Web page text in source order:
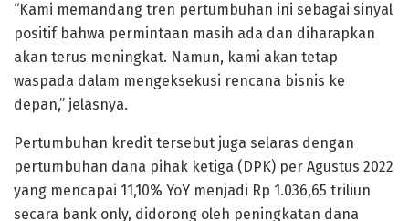
“Kami memandang tren pertumbuhan ini sebagai sinyal
positif bahwa permintaan masih ada dan diharapkan
akan terus meningkat. Namun, kami akan tetap
waspada dalam mengeksekusi rencana bisnis ke
depan,” jelasnya.
Pertumbuhan kredit tersebut juga selaras dengan
pertumbuhan dana pihak ketiga (DPK) per Agustus 2022
yang mencapai 11,10% YoY menjadi Rp 1.036,65 triliun
secara bank only, didorong oleh peningkatan dana